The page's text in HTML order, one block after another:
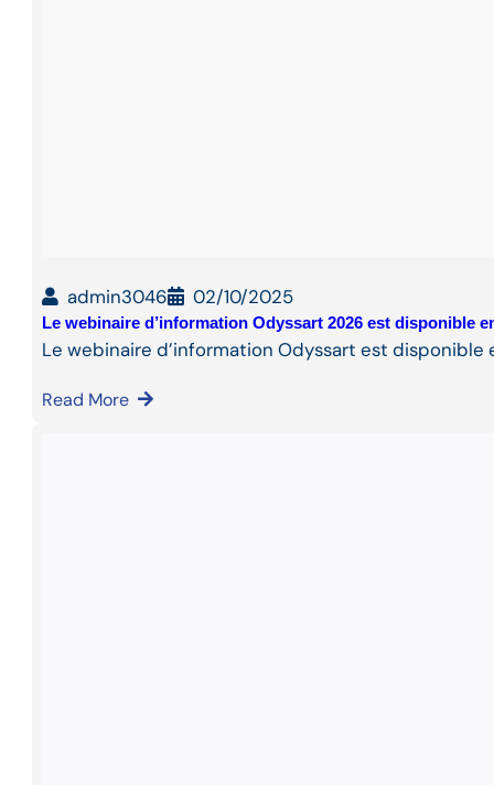
admin3046 02/10/2025
Le webinaire d’information Odyssart 2026 est disponible
Le webinaire d’information Odyssart est disponible
Read More